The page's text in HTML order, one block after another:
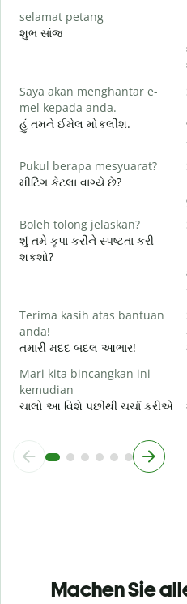
selamat petang
શુભ સાંજ
Saya akan menghantar e-
mel kepada anda.
હું તમને ઈમેલ મોકલીશ.
Pukul berapa mesyuarat?
મીટિંગ કેટલા વાગ્યે છે?
Boleh tolong jelaskan?
શું તમે કૃપા કરીને સ્પષ્ટતા કરી
શકશો?
Terima kasih atas bantuan
anda!
તમારી મદદ બદલ આભાર!
Mari kita bincangkan ini
kemudian
ચાલો આ વિશે પછીથી ચર્ચા કરીએ
Machen Sie